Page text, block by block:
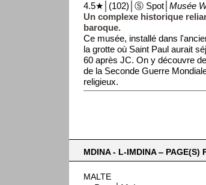
4.5★│(102)│Ⓢ Spot│Musée
Un complexe historique
baroque.
Ce musée, installé dans
la grotte où Saint Paul aurait
60 après JC. On y découvre
de la Seconde Guerre
religieux.
MDINA - L-IMDINA ‒ PAGE(S)
MALTE